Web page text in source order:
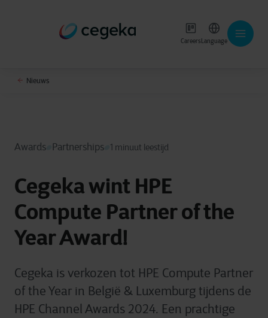
CareersLanguage
Nieuws
Awards Partnerships 1 minuut leestijd
Cegeka wint HPE
Compute Partner of the
Year Award!
Cegeka is verkozen tot HPE Compute Partner
of the Year in België & Luxemburg tijdens de
HPE Channel Awards 2024. Een prachtige